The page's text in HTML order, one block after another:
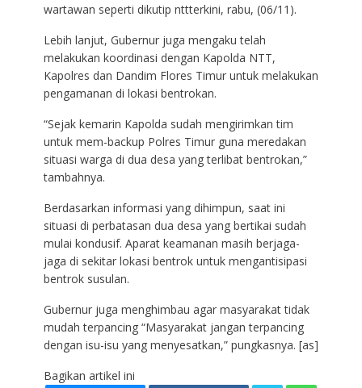
wartawan seperti dikutip nttterkini, rabu, (06/11).
Lebih lanjut, Gubernur juga mengaku telah
melakukan koordinasi dengan Kapolda NTT,
Kapolres dan Dandim Flores Timur untuk melakukan
pengamanan di lokasi bentrokan.
“Sejak kemarin Kapolda sudah mengirimkan tim
untuk mem-backup Polres Timur guna meredakan
situasi warga di dua desa yang terlibat bentrokan,”
tambahnya.
Berdasarkan informasi yang dihimpun, saat ini
situasi di perbatasan dua desa yang bertikai sudah
mulai kondusif. Aparat keamanan masih berjaga-
jaga di sekitar lokasi bentrok untuk mengantisipasi
bentrok susulan.
Gubernur juga menghimbau agar masyarakat tidak
mudah terpancing “Masyarakat jangan terpancing
dengan isu-isu yang menyesatkan,” pungkasnya. [as]
Bagikan artikel ini